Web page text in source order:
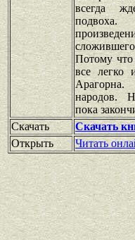
всегда
подвоха.
Потому
все легко
народов.
пока
Скачать
Скачать
Открыть
Читать